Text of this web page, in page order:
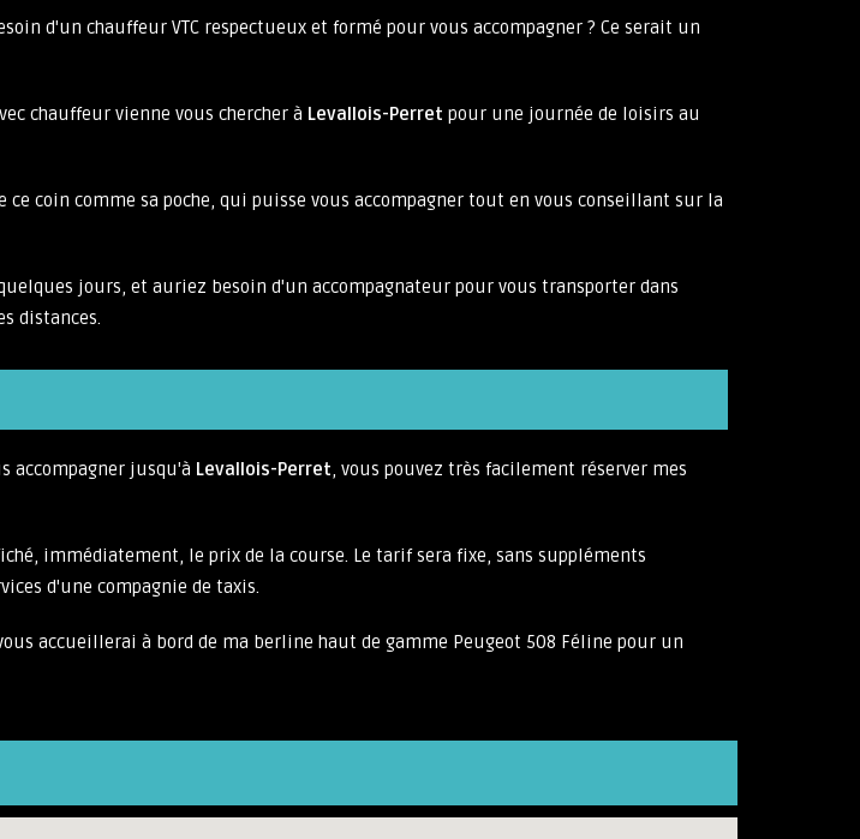
d'un chauffeur VTC respectueux et formé pour vous accompagner ? Ce serait un
chauffeur vienne vous chercher à Levallois-Perret pour une journée de loisirs au
ce coin comme sa poche, qui puisse vous accompagner tout en vous conseillant sur la
jours, et auriez besoin d'un accompagnateur pour vous transporter dans
distances.
accompagner jusqu'à Levallois-Perret, vous pouvez très facilement réserver mes
immédiatement, le prix de la course. Le tarif sera fixe, sans suppléments
d'une compagnie de taxis.
accueillerai à bord de ma berline haut de gamme Peugeot 508 Féline pour un